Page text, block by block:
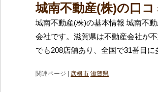
城南不動産(株)の口
城南不動産(株)の基本情報 城南不
会社です。滋賀県は不動産会社が
でも208店舗あり、全国で31番目
関連ページ | 彦根市 滋賀県